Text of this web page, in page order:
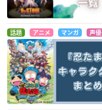
話題 アニメ マンガ 声優